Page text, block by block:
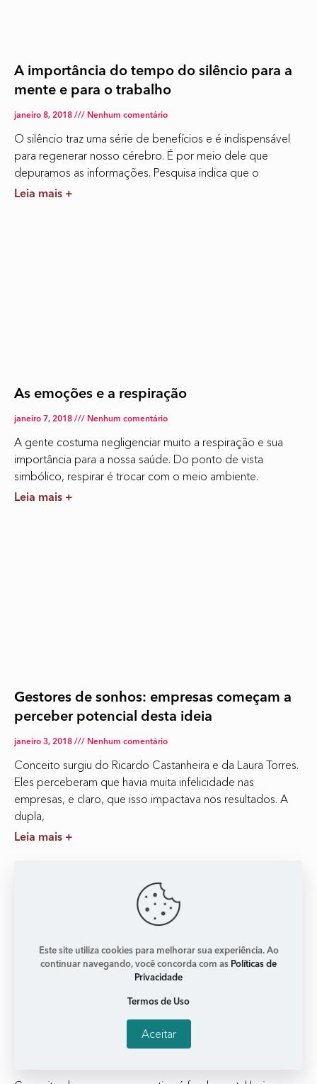
A importância do tempo do silêncio para a
mente e para o trabalho
janeiro 8, 2018 Nenhum comentário
O silêncio traz uma série de benefícios e é indispensável
para regenerar nosso cérebro. É por meio dele que
depuramos as informações. Pesquisa indica que o
Leia mais +
As emoções e a respiração
janeiro 7, 2018 Nenhum comentário
A gente costuma negligenciar muito a respiração e sua
importância para a nossa saúde. Do ponto de vista
simbólico, respirar é trocar com o meio ambiente.
Leia mais +
Gestores de sonhos: empresas começam a
perceber potencial desta ideia
janeiro 3, 2018 Nenhum comentário
Conceito surgiu do Ricardo Castanheira e da Laura Torres.
Eles perceberam que havia muita infelicidade nas
empresas, e claro, que isso impactava nos resultados. A
dupla,
Leia mais +
‘Além de ser boas, temos que parecer boas’
Este site utiliza cookies para melhorar sua experiência. Ao
continuar navegando, você concorda com as Políticas de
Privacidade
Termos de Uso
Aceitar